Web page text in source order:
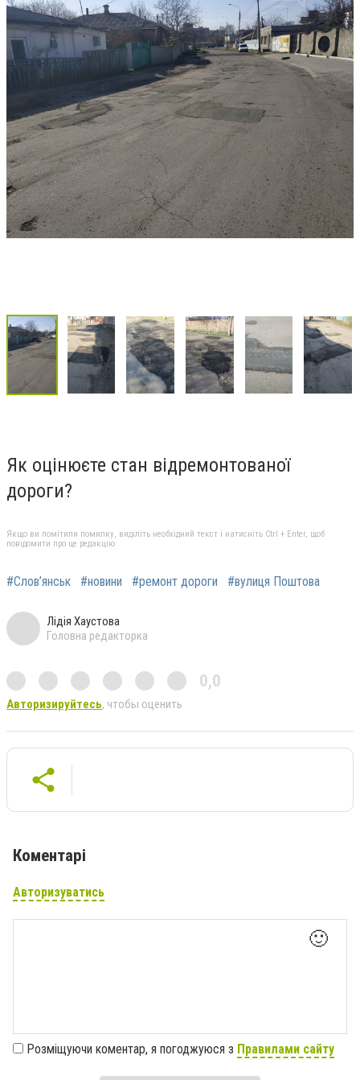
Як оцінюєте стан відремонтованої
дороги?
Якщо ви помітили помилку, виділіть необхідний текст і натисніть Ctrl + Enter, щоб
повідомити про це редакцію
#Слов’янськ #новини #ремонт дороги #вулиця Поштова
Лідія Хаустова
Головна редакторка
0,0
Авторизируйтесь, чтобы оценить
Коментарі
Авторизуватись
🙂
Розміщуючи коментар, я погоджуюся з Правилами сайту